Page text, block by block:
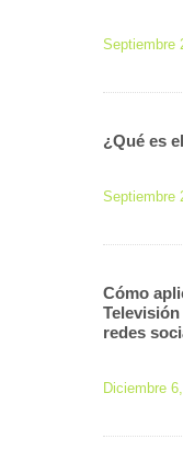
Septiembre
¿Qué es
Septiembre
Cómo
redes
Diciembre